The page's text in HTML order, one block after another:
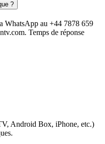
?
WhatsApp au +44 7878 659
. Temps de réponse
Android Box, iPhone, etc.)